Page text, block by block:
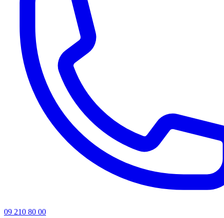
09 210 80 00